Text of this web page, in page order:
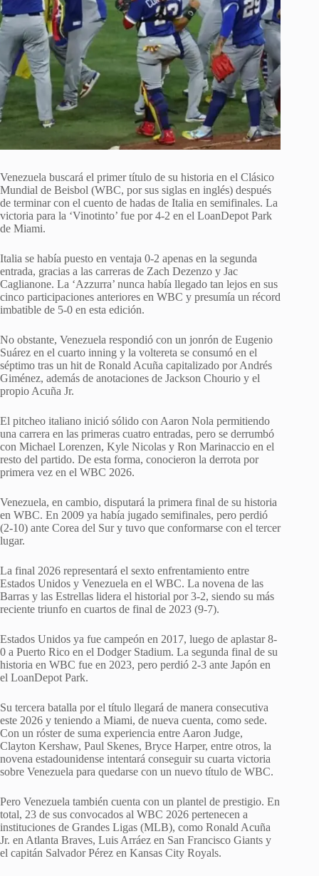
Venezuela buscará el primer título de su historia en el Clásico
Mundial de Beisbol (WBC, por sus siglas en inglés) después
de terminar con el cuento de hadas de Italia en semifinales. La
victoria para la ‘Vinotinto’ fue por 4-2 en el LoanDepot Park
de Miami.
Italia se había puesto en ventaja 0-2 apenas en la segunda
entrada, gracias a las carreras de Zach Dezenzo y Jac
Caglianone. La ‘Azzurra’ nunca había llegado tan lejos en sus
cinco participaciones anteriores en WBC y presumía un récord
imbatible de 5-0 en esta edición.
No obstante, Venezuela respondió con un jonrón de Eugenio
Suárez en el cuarto inning y la voltereta se consumó en el
séptimo tras un hit de Ronald Acuña capitalizado por Andrés
Giménez, además de anotaciones de Jackson Chourio y el
propio Acuña Jr.
El pitcheo italiano inició sólido con Aaron Nola permitiendo
una carrera en las primeras cuatro entradas, pero se derrumbó
con Michael Lorenzen, Kyle Nicolas y Ron Marinaccio en el
resto del partido. De esta forma, conocieron la derrota por
primera vez en el WBC 2026.
Venezuela, en cambio, disputará la primera final de su historia
en WBC. En 2009 ya había jugado semifinales, pero perdió
(2-10) ante Corea del Sur y tuvo que conformarse con el tercer
lugar.
La final 2026 representará el sexto enfrentamiento entre
Estados Unidos y Venezuela en el WBC. La novena de las
Barras y las Estrellas lidera el historial por 3-2, siendo su más
reciente triunfo en cuartos de final de 2023 (9-7).
Estados Unidos ya fue campeón en 2017, luego de aplastar 8-
0 a Puerto Rico en el Dodger Stadium. La segunda final de su
historia en WBC fue en 2023, pero perdió 2-3 ante Japón en
el LoanDepot Park.
Su tercera batalla por el título llegará de manera consecutiva
este 2026 y teniendo a Miami, de nueva cuenta, como sede.
Con un róster de suma experiencia entre Aaron Judge,
Clayton Kershaw, Paul Skenes, Bryce Harper, entre otros, la
novena estadounidense intentará conseguir su cuarta victoria
sobre Venezuela para quedarse con un nuevo título de WBC.
Pero Venezuela también cuenta con un plantel de prestigio. En
total, 23 de sus convocados al WBC 2026 pertenecen a
instituciones de Grandes Ligas (MLB), como Ronald Acuña
Jr. en Atlanta Braves, Luis Arráez en San Francisco Giants y
el capitán Salvador Pérez en Kansas City Royals.